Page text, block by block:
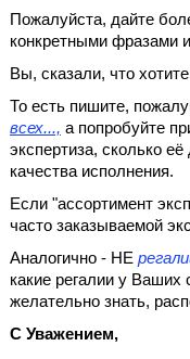
Пожалуйста, дайте
конкретными фразами
Вы, сказали, что хотите
То есть пишите,
всех..., а попробуйте
экспертиза, сколько
качества исполнения.
Если "ассортимент
часто заказываемой
Аналогично - НЕ
какие регалии у
желательно знать,
С Уважением,